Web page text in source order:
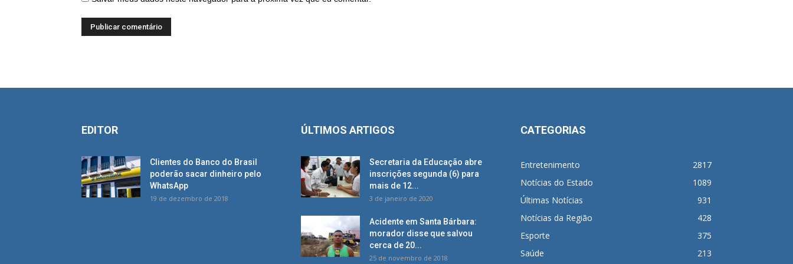
EDITOR
Clientes do Banco do Brasil
poderão sacar dinheiro pelo
WhatsApp
19 de dezembro de 2018
ÚLTIMOS ARTIGOS
Secretaria da Educação abre
inscrições segunda (6) para
mais de 12...
3 de janeiro de 2020
Acidente em Santa Bárbara:
morador disse que salvou
cerca de 20...
25 de novembro de 2018
CATEGORIAS
Entretenimento
2817
Notícias do Estado
1089
Últimas Notícias
931
Notícias da Região
428
Esporte
375
Saúde
213